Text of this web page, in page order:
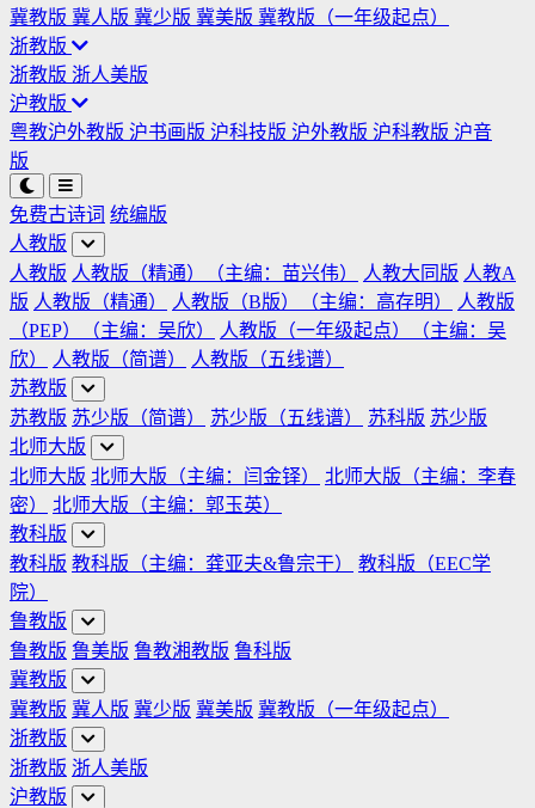
冀教版 冀人版 冀少版 冀美版 冀教版（一年级起点）
浙教版
浙教版 浙人美版
沪教版
粤教沪外教版 沪书画版 沪科技版 沪外教版 沪科教版 沪音
版
免费古诗词 统编版
人教版
人教版 人教版（精通）（主编：苗兴伟） 人教大同版 人教A
版 人教版（精通） 人教版（B版）（主编：高存明）
人教版
（PEP）（主编：吴欣）
人教版（一年级起点）（主编：吴
欣）
人教版（简谱）
人教版（五线谱）
苏教版
苏教版 苏少版（简谱） 苏少版（五线谱） 苏科版 苏少版
北师大版
北师大版 北师大版（主编：闫金铎）
北师大版（主编：李春
密）
北师大版（主编：郭玉英）
教科版
教科版 教科版（主编：龚亚夫&鲁宗干）
教科版（EEC学
院）
鲁教版
鲁教版 鲁美版 鲁教湘教版 鲁科版
冀教版
冀教版 冀人版 冀少版 冀美版 冀教版（一年级起点）
浙教版
浙教版 浙人美版
沪教版